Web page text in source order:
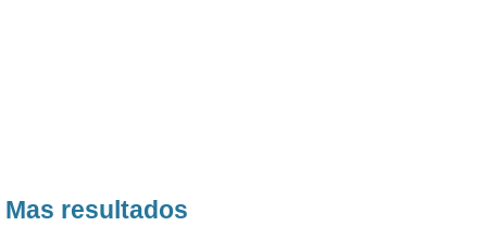
Mas resultados